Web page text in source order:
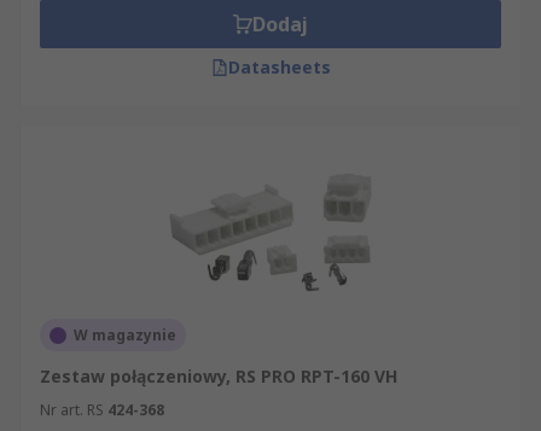
Dodaj
Datasheets
W magazynie
Zestaw połączeniowy, RS PRO RPT-160 VH
Nr art. RS 424-368